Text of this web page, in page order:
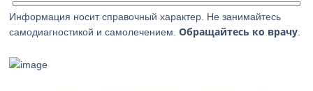
Информация носит справочный характер. Не занимайтесь
самодиагностикой и самолечением.Обращайтесь ко врачу